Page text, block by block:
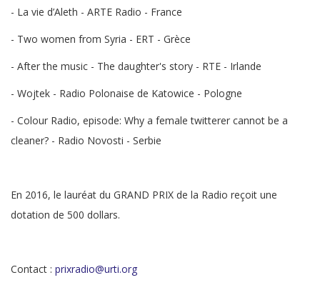
- La vie d’Aleth - ARTE Radio - France
- Two women from Syria - ERT - Grèce
- After the music - The daughter's story - RTE - Irlande
- Wojtek - Radio Polonaise de Katowice - Pologne
- Colour Radio, episode: Why a female twitterer cannot be a
cleaner? - Radio Novosti - Serbie
En 2016, le lauréat du GRAND PRIX de la Radio reçoit une
dotation de 500 dollars.
Contact : prixradio@urti.org